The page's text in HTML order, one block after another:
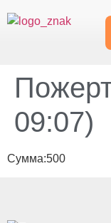
09:07)
Сумма:500